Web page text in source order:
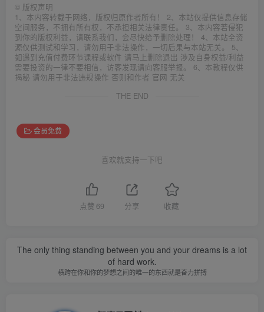
© 版权声明
1、本内容转载于网络，版权归原作者所有！ 2、本站仅提供信息存储
空间服务，不拥有所有权，不承担相关法律责任。 3、本内容若侵犯
到你的版权利益，请联系我们，会尽快给予删除处理！ 4、本站全资
源仅供测试和学习，请勿用于非法操作，一切后果与本站无关。 5、
如遇到充值付费环节课程或软件 请马上删除退出 涉及自身权益/利益
需要投资的一律不要相信，访客发现请向客服举报。 6、本教程仅供
揭秘 请勿用于非法违规操作 否则和作者 官网 无关
THE END
会员免费
喜欢就支持一下吧
点赞 69 分享 收藏
Dream most deep place, only then the smile is not tired.
梦的最深处，只有微笑不累